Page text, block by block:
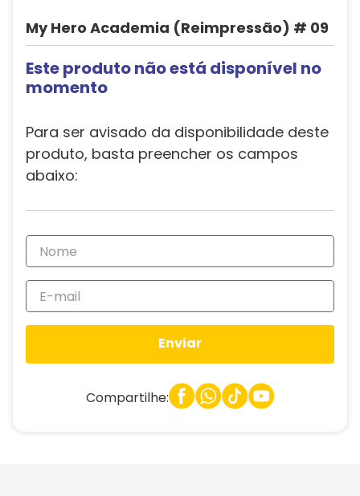
My Hero Academia (Reimpressão) # 09
Este produto não está disponível no
momento
Para ser avisado da disponibilidade deste
produto, basta preencher os campos
abaixo:
Enviar
Compartilhe: